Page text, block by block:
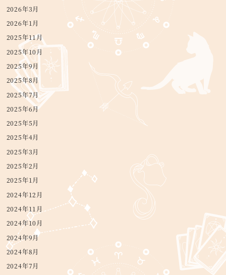
2026年3月
2026年1月
2025年11月
2025年10月
2025年9月
2025年8月
2025年7月
2025年6月
2025年5月
2025年4月
2025年3月
2025年2月
2025年1月
2024年12月
2024年11月
2024年10月
2024年9月
2024年8月
2024年7月